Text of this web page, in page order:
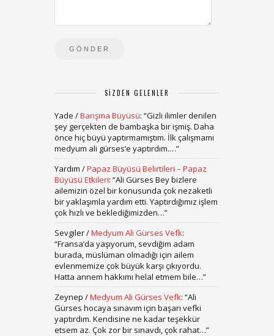
SIZDEN GELENLER
Yade /Barışma Büyüsü: “Gizli ilimler denilen
şey gerçekten de bambaşka bir işmiş. Daha
önce hiç büyü yaptırmamıştım. İlk çalışmamı
medyum ali gürses’e yaptırdım.…”
Yardım /Papaz Büyüsü Belirtileri – Papaz
Büyüsü Etkileri: “Ali Gürses Bey bizlere
ailemizin özel bir konusunda çok nezaketli
bir yaklaşımla yardım etti. Yaptırdığımız işlem
çok hızlı ve beklediğimizden…”
Sevgiler/Medyum Ali Gürses Vefk:
“Fransa’da yaşıyorum, sevdiğim adam
burada, müslüman olmadığı için ailem
evlenmemize çok büyük karşı çıkıyordu.
Hatta annem hakkımı helal etmem bile…”
Zeynep /Medyum Ali Gürses Vefk: “Ali
Gürses hocaya sınavım için başarı vefki
yaptırdım. Kendisine ne kadar teşekkür
etsem az. Çok zor bir sınavdı, çok rahat…”